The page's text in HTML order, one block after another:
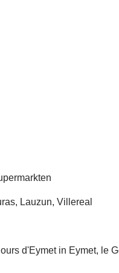
Lauzun, Villereal
d'Eymet in Eymet, le